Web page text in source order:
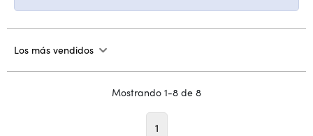
Los más vendidos
Mostrando 1-8 de 8
1